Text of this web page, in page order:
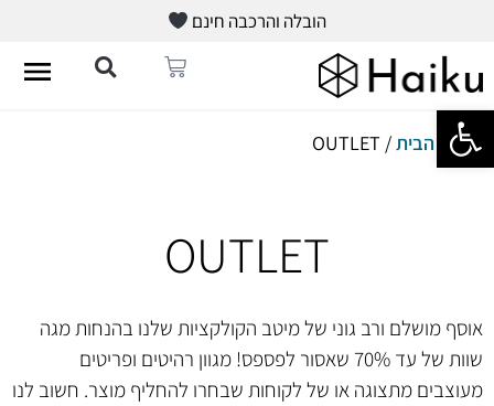
פתח סרגל נגישות
הובלה והרכבה חינם
עמוד הבית/ OUTLET
OUTLET
אוסף מושלם ורב גוני של מיטב הקולקציות שלנו בהנחות מגה
שוות של עד 70% שאסור לפספס! מגוון רהיטים ופריטים
מעוצבים מתצוגה או של לקוחות שבחרו להחליף מוצר. חשוב לנו